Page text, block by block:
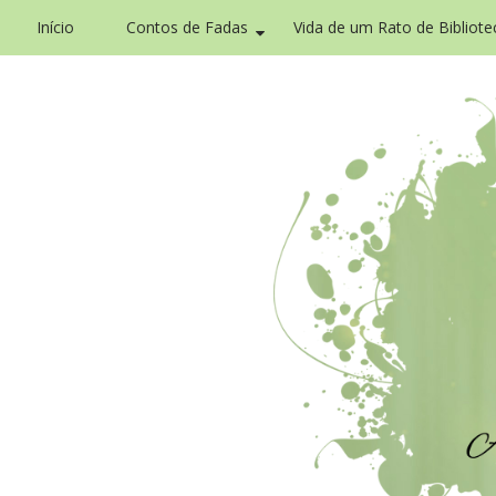
Início Contos de Fadas Vida de um Rato de